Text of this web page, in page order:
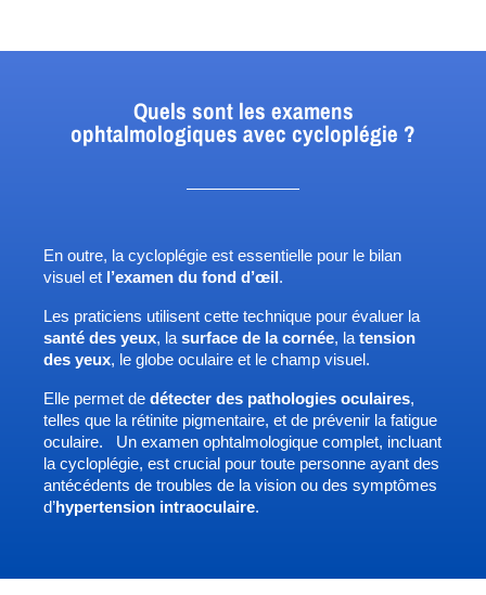
Quels sont les examens
ophtalmologiques avec cycloplégie ?
En outre, la cycloplégie est essentielle pour le bilan
visuel et l’examen du fond d’œil .
santé des yeux, la surface de la cornée, la tension
des yeux, le globe oculaire et le champ visuel.
Elle permet de détecter des pathologies oculaires,
telles que la rétinite pigmentaire, et de prévenir la fatigue
oculaire.
Un examen ophtalmologique complet, incluant
la cycloplégie, est crucial pour toute personne ayant des
antécédents de troubles de la vision ou des symptômes
d’hypertension intraoculaire.